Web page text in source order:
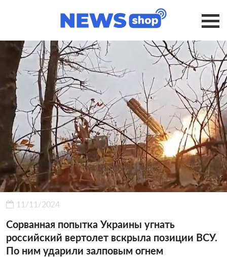
11/11/2024
Сорванная попытка Украины угнать
российский вертолет вскрыла позиции ВСУ.
По ним ударили залповым огнем